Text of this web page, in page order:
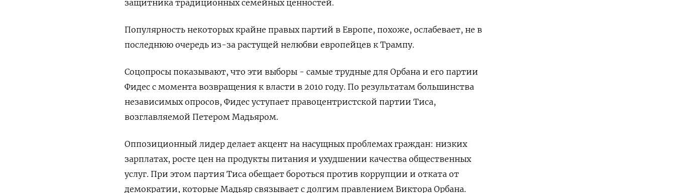
защитника традиционных семейных ценностей.
Популярность некоторых крайне правых партий в Европе, похоже, ослабевает, не в
последнюю очередь из-за растущей нелюбви европейцев к Трампу.
Соцопросы показывают, что эти выборы - самые трудные для Орбана и его партии
Фидес с момента возвращения к власти в 2010 году. По результатам большинства
независимых опросов, Фидес уступает правоцентристской партии ​Тиса,
возглавляемой Петером Мадьяром.
Оппозиционный лидер делает акцент на насущных проблемах граждан: низких ​
зарплатах, росте цен на продукты питания и ухудшении качества общественных
услуг. При этом партия ​Тиса обещает ⁠бороться против коррупции и отката от
демократии, которые Мадьяр связывает с долгим правлением Виктора Орбана.